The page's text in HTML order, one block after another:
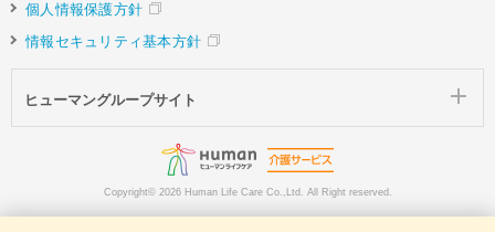
個人情報保護方針
情報セキュリティ基本方針
ヒューマングループサイト
Copyright© 2026 Human Life Care Co.,Ltd. All Right reserved.